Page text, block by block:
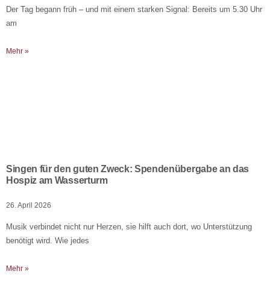
Der Tag begann früh – und mit einem starken Signal: Bereits um 5.30 Uhr
am
Mehr »
Singen für den guten Zweck: Spendenübergabe an das
Hospiz am Wasserturm
26. April 2026
Musik verbindet nicht nur Herzen, sie hilft auch dort, wo Unterstützung
benötigt wird. Wie jedes
Mehr »